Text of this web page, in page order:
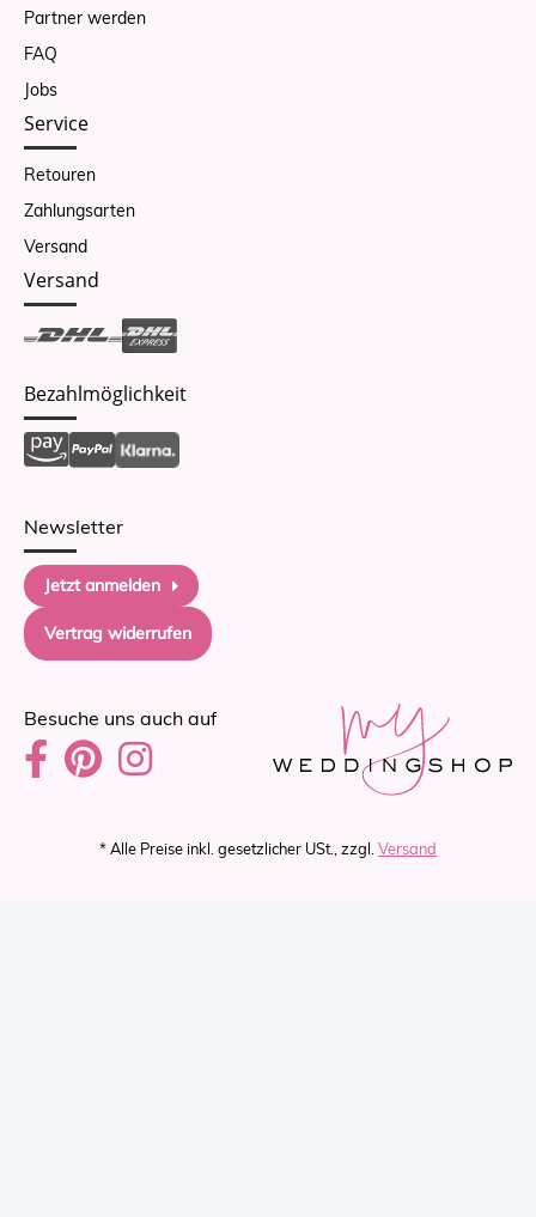
Partner werden
FAQ
Jobs
Service
Retouren
Zahlungsarten
Versand
Versand
Bezahlmöglichkeit
Newsletter
Jetzt anmelden
Vertrag widerrufen
Besuche uns auch auf
* Alle Preise inkl. gesetzlicher USt., zzgl. Versand